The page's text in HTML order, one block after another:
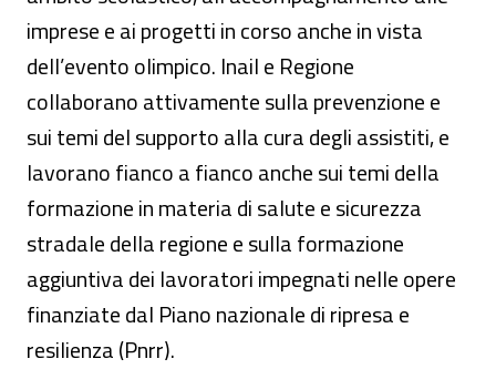
imprese e ai progetti in corso anche in vista
dell’evento olimpico. Inail e Regione
collaborano attivamente sulla prevenzione e
sui temi del supporto alla cura degli assistiti, e
lavorano fianco a fianco anche sui temi della
formazione in materia di salute e sicurezza
stradale della regione e sulla formazione
aggiuntiva dei lavoratori impegnati nelle opere
finanziate dal Piano nazionale di ripresa e
resilienza (Pnrr).